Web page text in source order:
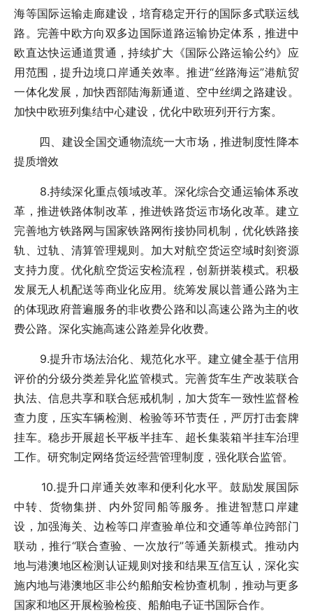
海等国际运输走廊建设，培育稳定开行的国际多式联运线
路。完善中欧方向双多边国际道路运输协定体系，推进中
欧直达快运通道贯通，持续扩大《国际公路运输公约》应
用范围，提升边境口岸通关效率。推进“丝路海运”港航贸
一体化发展，加快西部陆海新通道、空中丝绸之路建设。
加快中欧班列集结中心建设，优化中欧班列开行方案。
四、建设全国交通物流统一大市场，推进制度性降本
提质增效
8.持续深化重点领域改革。深化综合交通运输体系改
革，推进铁路体制改革，推进铁路货运市场化改革。建立
完善地方铁路网与国家铁路网衔接协同机制，优化铁路接
轨、过轨、清算管理规则。加大对航空货运空域时刻资源
支持力度。优化航空货运安检流程，创新拼装模式。积极
发展无人机配送等商业化应用。统筹发展以普通公路为主
的体现政府普遍服务的非收费公路和以高速公路为主的收
费公路。深化实施高速公路差异化收费。
9.提升市场法治化、规范化水平。建立健全基于信用
评价的分级分类差异化监管模式。完善货车生产改装联合
执法、信息共享和联合惩戒机制，加大货车一致性监督检
查力度，压实车辆检测、检验等环节责任，严厉打击套牌
挂车。稳步开展超长平板半挂车、超长集装箱半挂车治理
工作。研究制定网络货运经营管理制度，强化联合监管。
10.提升口岸通关效率和便利化水平。鼓励发展国际
中转、货物集拼、内外贸同船等服务。推进智慧口岸建
设，加强海关、边检等口岸查验单位和交通等单位跨部门
联动，推行“联合查验、一次放行”等通关新模式。推动内
地与港澳地区检测认证规则对接和结果互信互认，深化实
施内地与港澳地区非公约船舶安检协查机制，推动与更多
国家和地区开展检验检疫、船舶电子证书国际合作。